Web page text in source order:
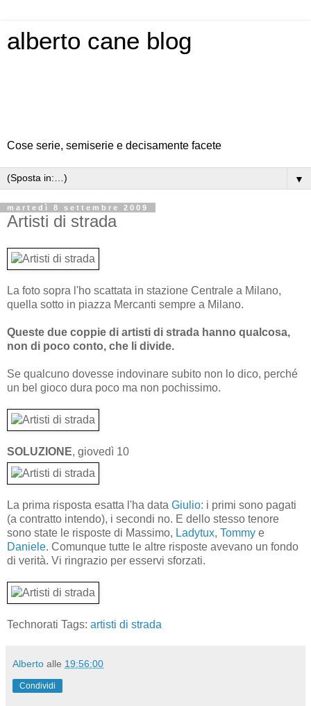
alberto cane blog
Cose serie, semiserie e decisamente facete
▼
martedì 8 settembre 2009
Artisti di strada
La foto sopra l'ho scattata in stazione Centrale a Milano,
quella sotto in piazza Mercanti sempre a Milano.
Queste due coppie di artisti di strada hanno qualcosa,
non di poco conto, che li divide.
Se qualcuno dovesse indovinare subito non lo dico, perché
un bel gioco dura poco ma non pochissimo.
SOLUZIONE, giovedì 10
La prima risposta esatta l'ha data Giulio: i primi sono pagati
(a contratto intendo), i secondi no. E dello stesso tenore
sono state le risposte di Massimo, Ladytux, Tommy e
Daniele. Comunque tutte le altre risposte avevano un fondo
di verità. Vi ringrazio per esservi sforzati.
Technorati Tags: artisti di strada
Alberto alle 19:56:00
Condividi